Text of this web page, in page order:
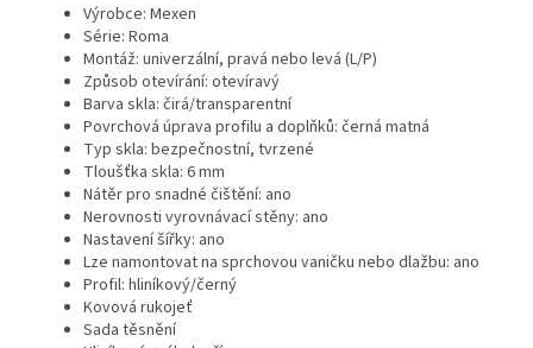
Výrobce: Mexen
Série: Roma
Montáž: univerzální, pravá nebo levá (L/P)
Způsob otevírání: otevíravý
Barva skla: čirá/transparentní
Povrchová úprava profilu a doplňků: černá matná
Typ skla: bezpečnostní, tvrzené
Tloušťka skla: 6 mm
Nátěr pro snadné čištění: ano
Nerovnosti vyrovnávací stěny: ano
Nastavení šířky: ano
Lze namontovat na sprchovou vaničku nebo dlažbu: ano
Profil: hliníkový/černý
Kovová rukojeť
Sada těsnění